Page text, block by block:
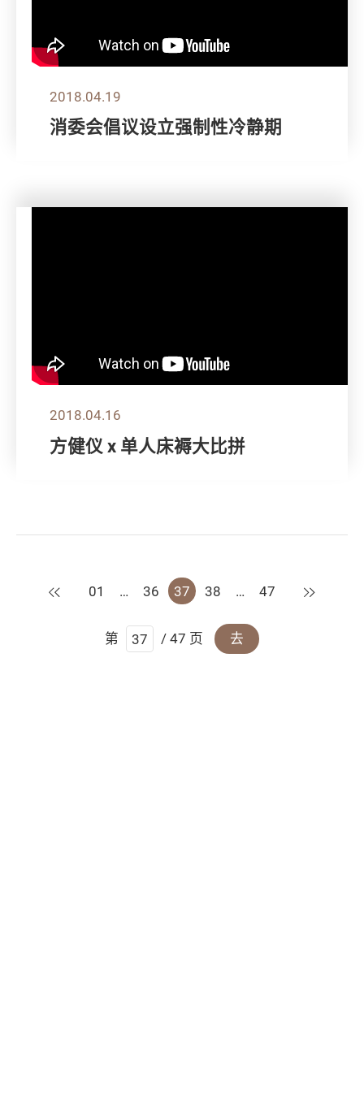
2018.04.19
消委会倡议设立强制性冷静期
2018.04.16
方健仪 x 单人床褥大比拼
上一页
01 … 36 37 38 … 47 下一页
第 / 47 页 去